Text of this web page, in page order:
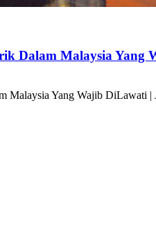
Dalam Malaysia Yang
Malaysia Yang Wajib DiLawati